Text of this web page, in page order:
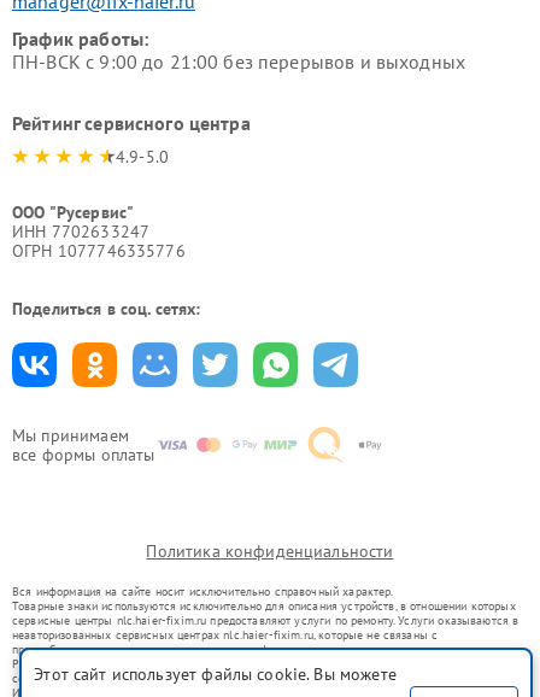
Мы принимаем
все формы оплаты
График работы:
ПН-ВСК с 9:00 до 21:00 без перерывов и выходных
Рейтинг сервисного центра
4.9-5.0
ООО "Русервис"
ИНН 7702633247
ОГРН 1077746335776
Поделиться в соц. сетях:
Политика конфиденциальности
Вся информация на сайте носит исключительно справочный характер.
Товарные знаки используются исключительно для описания устройств, в отношении которых
сервисные центры nlc.haier-fixim.ru предоставляют услуги по ремонту. Услуги оказываются в
неавторизованных сервисных центрах nlc.haier-fixim.ru, которые не связаны с
правообладателями товарных знаков или их официальными представителями.
Ремонт осуществляется для устройств, уже введенных в гражданский оборот в соответствии
со статьей 1487 ГК РФ.
Использование товарных знаков не преследует цели индивидуализации услуг или введения
Этот сайт использует файлы cookie. Вы можете